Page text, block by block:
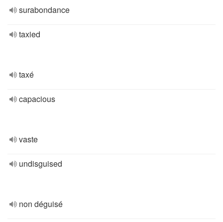
surabondance
taxied
taxé
capacious
vaste
undisguised
non déguisé